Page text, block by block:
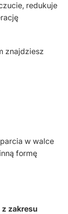
redukuje
znajdziesz
w walce
formę
zakresu